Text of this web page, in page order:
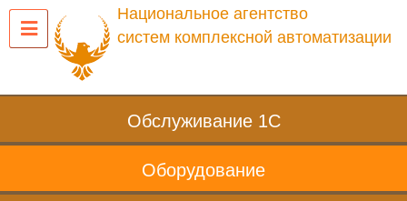
Национальное агентство
систем комплексной автоматизации
Обслуживание 1С
Оборудование